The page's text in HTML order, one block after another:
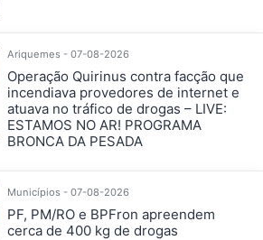
Ariquemes - 07-08-2026
Operação Quirinus contra facção que
incendiava provedores de internet e
atuava no tráfico de drogas – LIVE:
ESTAMOS NO AR! PROGRAMA
BRONCA DA PESADA
Municípios - 07-08-2026
PF, PM/RO e BPFron apreendem
cerca de 400 kg de drogas